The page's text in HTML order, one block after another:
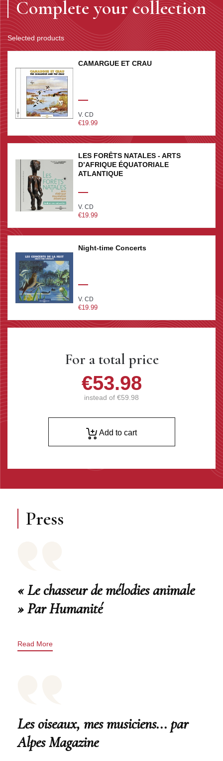
Complete your collection
Selected products
CAMARGUE ET CRAU
V. CD
€19.99
LES FORÊTS NATALES - ARTS
D’AFRIQUE ÉQUATORIALE
ATLANTIQUE
V. CD
€19.99
Night-time Concerts
V. CD
€19.99
For a total price
€53.98
instead of €59.98
Add to cart
Press
« Le chasseur de mélodies animale
» Par Humanité
Read More
Les oiseaux, mes musiciens... par
Alpes Magazine